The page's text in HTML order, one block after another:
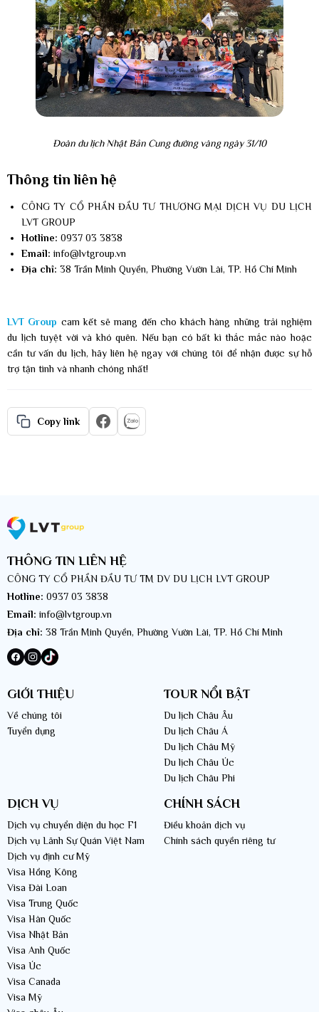
Đoàn du lịch Nhật Bản Cung đường vàng ngày 31/10
Thông tin liên hệ
CÔNG TY CỔ PHẦN ĐẦU TƯ THƯƠNG MẠI DỊCH VỤ DU LỊCH
LVT GROUP
Hotline: 0937 03 3838
Email: info@lvtgroup.vn
Địa chỉ: 38 Trần Minh Quyền, Phường Vườn Lài, TP. Hồ Chí Minh
LVT Group cam kết sẽ mang đến cho khách hàng những trải nghiệm
du lịch tuyệt vời và khó quên. Nếu bạn có bất kì thắc mắc nào hoặc
cần tư vấn du lịch, hãy liên hệ ngay với chúng tôi để nhận được sự hỗ
trợ tận tình và nhanh chóng nhất!
Copy link
THÔNG TIN LIÊN HỆ
CÔNG TY CỔ PHẦN ĐẦU TƯ TM DV DU LỊCH LVT GROUP
Hotline: 0937 03 3838
Email: info@lvtgroup.vn
Địa chỉ: 38 Trần Minh Quyền, Phường Vườn Lài, TP. Hồ Chí Minh
GIỚI THIỆU
Về chúng tôi
Tuyển dụng
TOUR NỔI BẬT
Du lịch Châu Âu
Du lịch Châu Á
Du lịch Châu Mỹ
Du lịch Châu Úc
Du lịch Châu Phi
DỊCH VỤ
Dịch vụ chuyển diện du học F1
Dịch vụ Lãnh Sự Quán Việt Nam
Dịch vụ định cư Mỹ
Visa Hồng Kông
Visa Đài Loan
Visa Trung Quốc
Visa Hàn Quốc
Visa Nhật Bản
Visa Anh Quốc
Visa Úc
Visa Canada
Visa Mỹ
CHÍNH SÁCH
Điều khoản dịch vụ
Chính sách quyền riêng tư